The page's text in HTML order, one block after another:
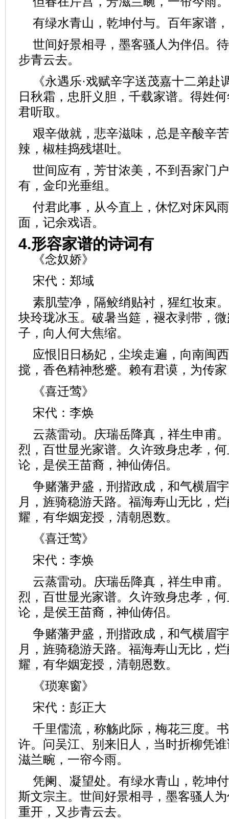
有绿水青山，乾坤付与。百年家谱
世间好景相寻，墨客骚人为伴侣。
步青云去。
《永遇乐·戏赋辛字送茂嘉十二弟
日秋霜，忠肝义胆，千载家谱。得姓
君听取。
艰辛做就，悲辛滋味，总是辛酸辛
辣，椒桂捣残堪吐。
世间应有，芳甘浓美，不到吾家门
有，金印光垂组。
付君此事，从今直上，休忆对床风
面，记余戏语。
4.形容家谱的诗词有
《念奴娇》
宋代：郑域
素肌莹净，隔鲛绡贴衬，猩红妆束
块玲珑冰玉。破暑当筵，褪衣剥带，
子，向人何大焦缩。
应恨旧日杨妃，尘埃走遍，向南闽
搅，香色精神愁蹙。赖有君谟，为传家
《喜迁莺》
宋代：李焕
云蒸雷动。庆瑞岳降真，祥生申甫
烈，百世显光家谱。久许致身忠孝，
论，是侯王苗裔，神仙俦侣。
争赌藩尹盛，刑揩政成，和气横眉
月，旌骑稳游天路。福海寿山无比，
耀，有华姻宠授，清朝恩数。
《喜迁莺》
宋代：李焕
云蒸雷动。庆瑞岳降真，祥生申甫
烈，百世显光家谱。久许致身忠孝，
论，是侯王苗裔，神仙俦侣。
争赌藩尹盛，刑揩政成，和气横眉
月，旌骑稳游天路。福海寿山无比，
耀，有华姻宠授，清朝恩数。
《琐寒窗》
宋代：彭正大
千里儒流，称觞此际，梅花三度。
许。问吴江、别来旧人，当时折柳凭
滋兰畹，一帘今雨。
凭阑、凝望处。有绿水青山，乾坤
斯文宗主。世间好景相寻，墨客骚人
重开，又步青云去。